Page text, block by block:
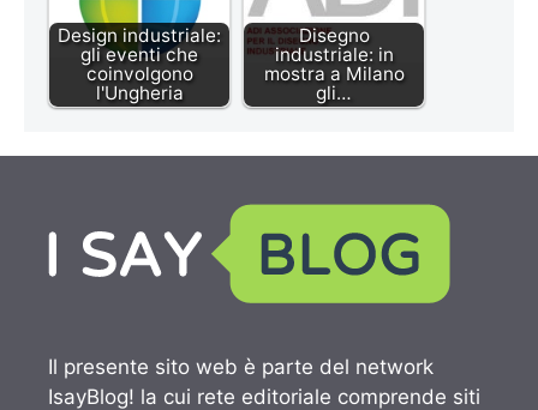
Design industriale:
gli eventi che
coinvolgono
l'Ungheria
Disegno
industriale: in
mostra a Milano
gli…
Il presente sito web è parte del network
IsayBlog! la cui rete editoriale comprende siti